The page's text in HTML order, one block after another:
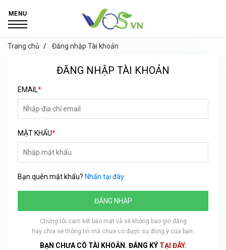
MENU
Trang chủ Đăng nhập Tài khoản
ĐĂNG NHẬP TÀI KHOẢN
EMAIL*
MẬT KHẨU*
Bạn quên mật khẩu? Nhấn tại đây
ĐĂNG NHẬP
Chúng tôi cam kết bảo mật và sẽ không bao giờ đăng
hay chia sẻ thông tin mà chưa có được sự đồng ý của bạn.
BẠN CHƯA CÓ TÀI KHOẢN. ĐĂNG KÝ TẠI ĐÂY.